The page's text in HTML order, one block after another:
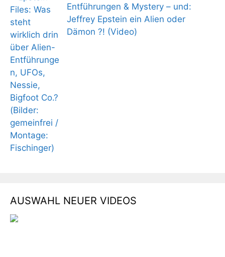
Entführungen & Mystery – und:
Jeffrey Epstein ein Alien oder
Dämon ?! (Video)
AUSWAHL NEUER VIDEOS